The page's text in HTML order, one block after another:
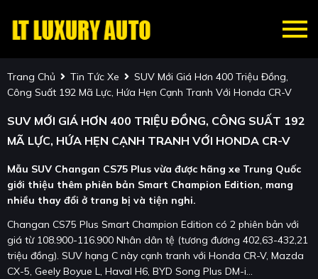
Trang Chủ Tin Tức Xe
SUV Mới Giá Hơn 400 Triệu Đồng,
Công Suất 192 Mã Lực, Hứa Hẹn Cạnh Tranh Với Honda CR-V
SUV MỚI GIÁ HƠN 400 TRIỆU ĐỒNG, CÔNG SUẤT 192
MÃ LỰC, HỨA HẸN CẠNH TRANH VỚI HONDA CR-V
Mẫu SUV Changan CS75 Plus vừa được hãng xe Trung Quốc
giới thiệu thêm phiên bản Smart Champion Edition, mang
nhiều thay đổi ở trang bị và tiện nghi.
Changan CS75 Plus Smart Champion Edition có 2 phiên bản với
giá từ 108.900-116.900 Nhân dân tệ (tương đương 402,63-432,21
triệu đồng). SUV hạng C này cạnh tranh với Honda CR-V, Mazda
CX-5, Geely Boyue L, Haval H6, BYD Song Plus DM-i…